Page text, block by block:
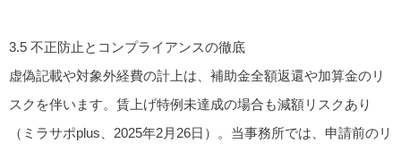
3.5 不正防止とコンプライアンスの徹底
虚偽記載や対象外経費の計上は、補助金全額返還や加算金のリ
スクを伴います。賃上げ特例未達成の場合も減額リスクあり
（ミラサポplus、2025年2月26日）。当事務所では、申請前のリ